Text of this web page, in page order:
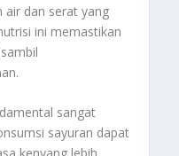
air dan serat yang
ini memastikan
sangat
sayuran dapat